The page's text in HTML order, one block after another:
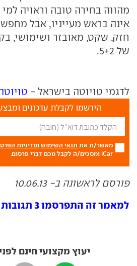
מהווה בחירה טובה וראויה
אינה בראש מעייניו, אבל
חזק, שקט, מאובזר ושימושי,
של 5+2.
לדגמי טויוטה בישראל -
הירשמו לקבלת עדכונים
מאשר/ת את תנאי השימוש ומדיניות
iCar ומסכים/ה לקבל מכם דברי פרסום.
פורסם לראשונה ב- 10.06.13
למאמר זה התפרסמו 3 תגובות
יעוץ מקצועי חינם